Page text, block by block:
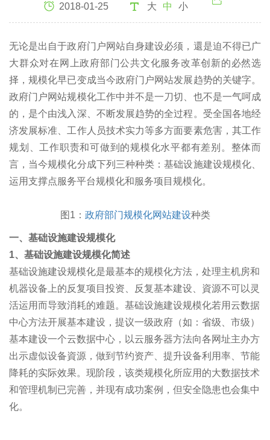
2018-01-25 大 中 小
无论是出自于政府门户网站自身建设必须，還是迫不得已广
大群众对在网上政府部门公共文化服务改革创新的必然选
择，规模化早已变成当今政府门户网站发展趋势的关键字。
政府门户网站规模化工作中并不是一刀切、也不是一气呵成
的，是个由浅入深、不断发展趋势的全过程。受全国各地经
济发展标准、工作人员技术实力等多方面要素危害，其工作
规划、工作职责和可做到的规模化水平都有差别。整体而
言，当今规模化分成下列三种种类：基础设施建设规模化、
运用支撑点服务平台规模化和服务项目规模化。
图1： 政府部门规模化网站建设种类
一、基础设施建设规模化
1、基础设施建设规模化简述
基础设施建设规模化是最基本的规模化方法，处理主机房和
机器设备上的反复项目投资、反复基本建设、資源不可以灵
活运用而导致消耗的难题。基础设施建设规模化若用云数据
中心方法开展基本建设，提议一级政府（如：省级、市级）
基本建设一个云数据中心，以云服务器方法向各网址主办方
出示虚似设备資源，做到节约资产、提升设备利用率、节能
降耗的实际效果。现阶段，该类规模化所应用的大数据技术
和管理机制已完善，并现有成功案例，但安全隐患也会集中
化。